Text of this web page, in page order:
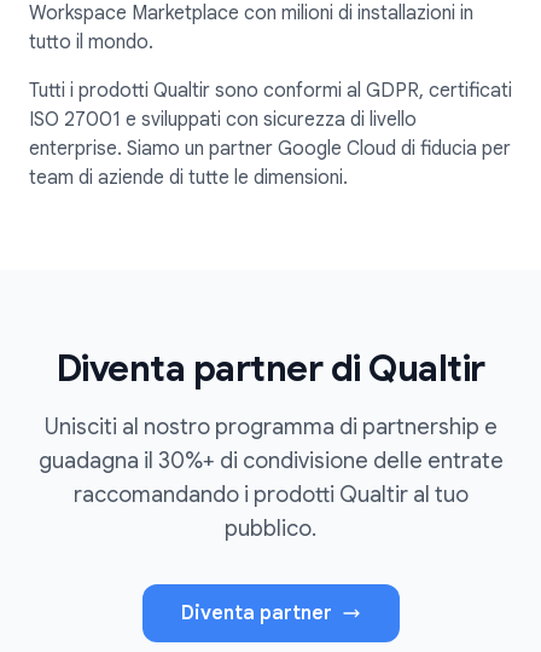
Workspace Marketplace con milioni di installazioni in
tutto il mondo.
Tutti i prodotti Qualtir sono conformi al GDPR, certificati
ISO 27001 e sviluppati con sicurezza di livello
enterprise. Siamo un partner Google Cloud di fiducia per
team di aziende di tutte le dimensioni.
Diventa partner di Qualtir
Unisciti al nostro programma di partnership e
guadagna il 30%+ di condivisione delle entrate
raccomandando i prodotti Qualtir al tuo
pubblico.
Diventa partner